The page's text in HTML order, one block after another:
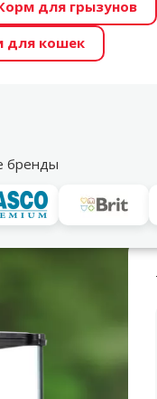
цены на ТОП-
Твой питомец
для грызунов
для кошек
бренды
- Exo Terra Low